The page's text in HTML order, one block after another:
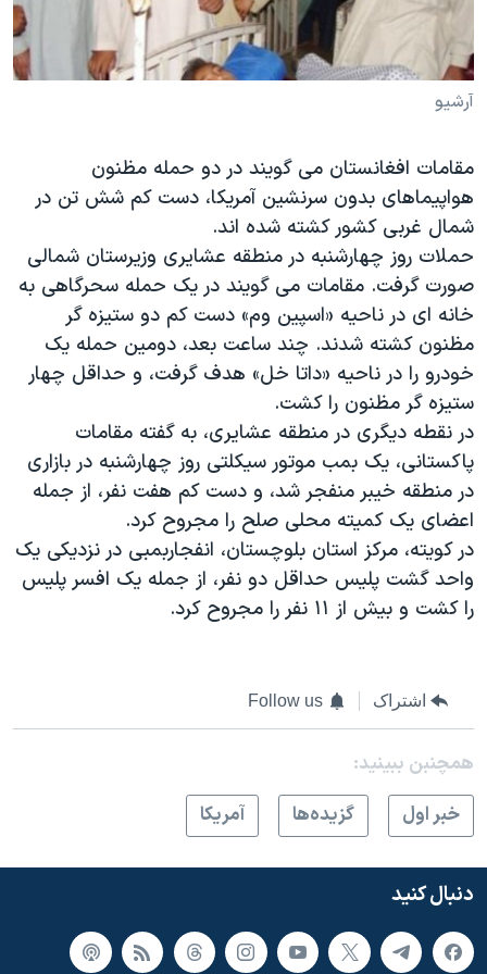
فرهنگ و زندگی
حقوق شهروندی
اقتصادی
اسرائیل در جنگ
گالری عکس
آرشیو پخش زنده
مستندها
انتخابات ریاست جمهوری آمریکا ۲۰۲۴
حمله جمهوری اسلامی به اسرائیل
ورزش زنان در ایران
اعتراضات زن، زندگی، آزادی
مجموعه مستندهای دادخواهی
تریبونال مردمی آبان ۹۸
دادگاه حمید نوری
چهل سال گروگان‌گیری
قانون شفافیت دارائی کادر رهبری ایران
اعتراضات مردمی آبان ۹۸
اسرائیل در جنگ
نرگس محمدی برنده جایزه نوبل صلح
همایش محافظه‌کاران آمریکا «سی‌پک»
صفحه‌های ویژه
دنبال کنید
زبانهای مختلف
آرشیو
مقامات افغانستان می گویند در دو حمله مظنون
هواپیماهای بدون سرنشین آمریکا، دست کم شش تن در
شمال غربی کشور کشته شده اند.
حملات روز چهارشنبه در منطقه عشایری وزیرستان شمالی
صورت گرفت. مقامات می گویند در یک حمله سحرگاهی به
خانه ای در ناحیه «اسپین وم» دست کم دو ستیزه گر
مظنون کشته شدند. چند ساعت بعد، دومین حمله یک
خودرو را در ناحیه «داتا خل» هدف گرفت، و حداقل چهار
ستیزه گر مظنون را کشت.
در نقطه دیگری در منطقه عشایری، به گفته مقامات
پاکستانی، یک بمب موتور سیکلتی روز چهارشنبه در بازاری
در منطقه خیبر منفجر شد، و دست کم هفت نفر، از جمله
اعضای یک کمیته محلی صلح را مجروح کرد.
در کویته، مرکز استان بلوچستان، انفجاربمبی در نزدیکی یک
واحد گشت پلیس حداقل دو نفر، از جمله یک افسر پلیس
را کشت و بیش از ۱۱ نفر را مجروح کرد.
اشتراک Follow us
همچنبن ببینید:
خبر اول
گزيده‌ها آمريکا
دنبال کنید